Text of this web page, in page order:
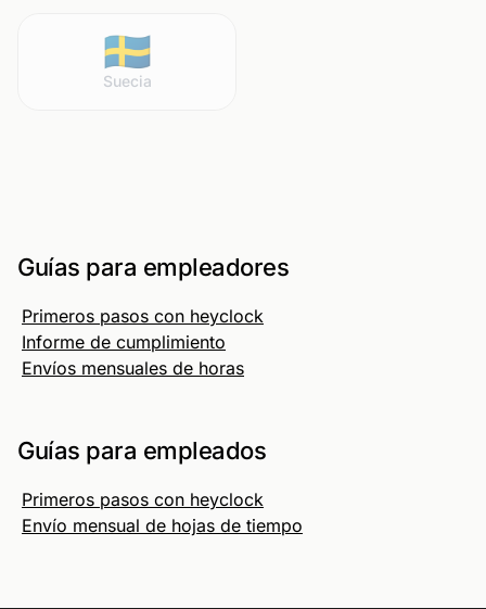
🇸🇪
Suecia
Guías para empleadores
Primeros pasos con heyclock
Informe de cumplimiento
Envíos mensuales de horas
Guías para empleados
Primeros pasos con heyclock
Envío mensual de hojas de tiempo